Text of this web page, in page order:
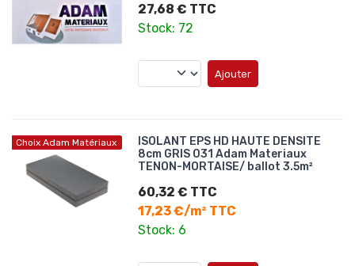
27,68 € TTC
Stock: 72
Ajouter
Choix Adam Matériaux
ISOLANT EPS HD HAUTE DENSITE
8cm GRIS 031 Adam Materiaux
TENON-MORTAISE/ ballot 3.5m²
60,32 € TTC
17,23 €/m² TTC
Stock: 6